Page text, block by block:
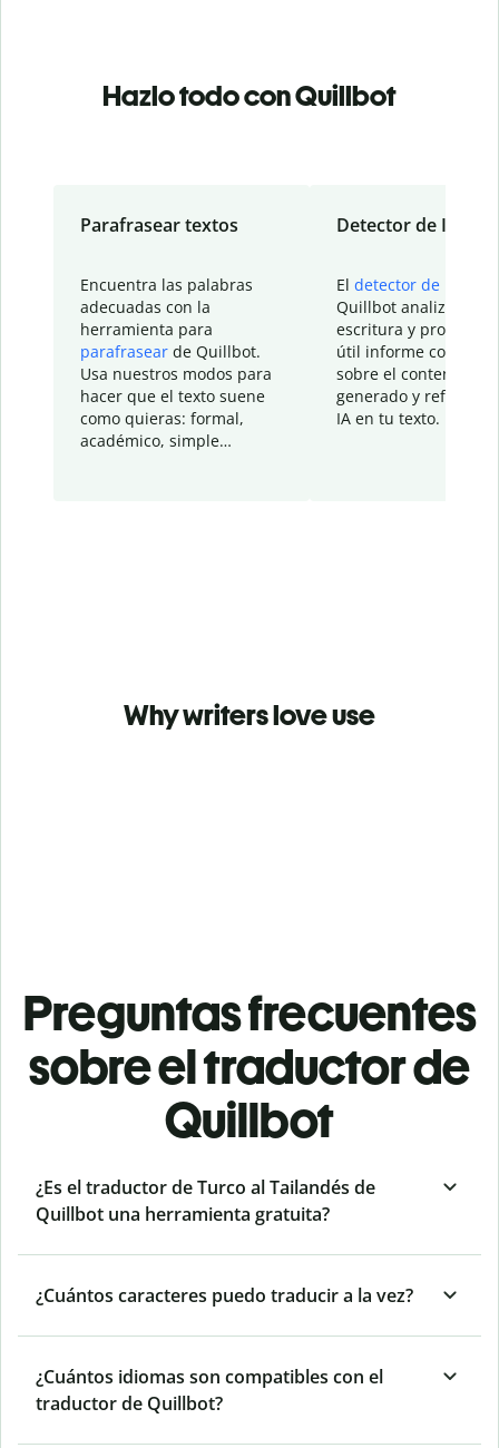
Hazlo todo con Quillbot
Parafrasear textos
Encuentra las palabras
adecuadas con la
herramienta para
parafrasear de Quillbot.
Usa nuestros modos para
hacer que el texto suene
como quieras: formal,
académico, simple…
Detector de IA
El detector de IA
Quillbot analiza tu
escritura y
útil informe con
sobre el contenido
generado y refinado
IA en tu texto.
Why writers love use
Preguntas frecuentes
sobre el traductor de
Quillbot
¿Es el traductor de Turco al Tailandés de
Quillbot una herramienta gratuita?
¿Cuántos caracteres puedo traducir a la vez?
¿Cuántos idiomas son compatibles con el
traductor de Quillbot?